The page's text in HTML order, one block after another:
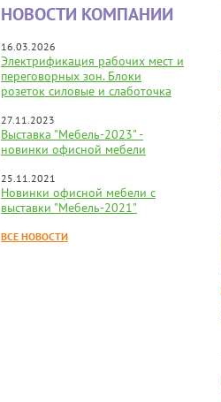
НОВОСТИ КОМПАНИИ
16.03.2026
Электрификация рабочих мест и
переговорных зон. Блоки
розеток силовые и слаботочка
27.11.2023
Выставка "Мебель-2023" -
новинки офисной мебели
25.11.2021
Новинки офисной мебели с
выставки "Мебель-2021"
ВСЕ НОВОСТИ